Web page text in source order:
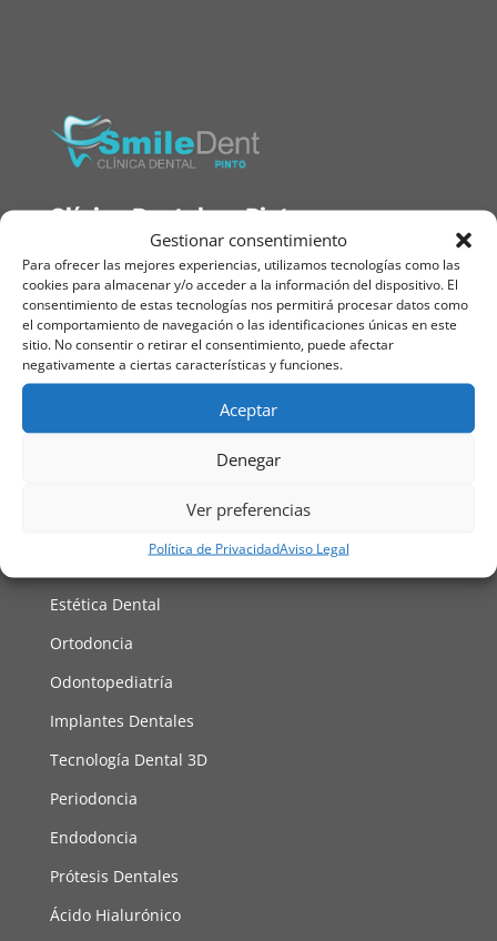
Gestionar consentimiento
Para ofrecer las mejores experiencias, utilizamos tecnologías como las
cookies para almacenar y/o acceder a la información del dispositivo. El
consentimiento de estas tecnologías nos permitirá procesar datos como
el comportamiento de navegación o las identificaciones únicas en este
sitio. No consentir o retirar el consentimiento, puede afectar
negativamente a ciertas características y funciones.
Aceptar
Denegar
Ver preferencias
Política de PrivacidadAviso Legal
Clínica Dental en Pinto
911 383 685 | 639 450 682
direccionpinto@smile-dent.es
Plaza Egido de la Fuente 18, Pinto, Madrid
Tratamientos
Estética Dental
Ortodoncia
Odontopediatría
Implantes Dentales
Tecnología Dental 3D
Periodoncia
Endodoncia
Prótesis Dentales
Ácido Hialurónico